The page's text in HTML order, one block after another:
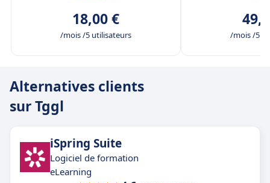
18,00 €
/mois /5 utilisateurs /mois /5
Alternatives clients
sur Tggl
iSpring Suite
Logiciel de formation
eLearning